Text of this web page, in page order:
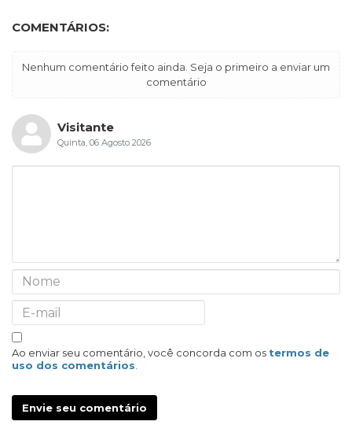
COMENTÁRIOS:
Nenhum comentário feito ainda. Seja o primeiro a enviar um
comentário
Visitante
Quinta, 06 Agosto 2026
Ao enviar seu comentário, você concorda com os termos de
uso dos comentários
Envie seu comentário